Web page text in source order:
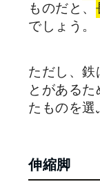
ものだと、
でしょう。
ただし、鉄
とがある
たものを選
伸縮脚